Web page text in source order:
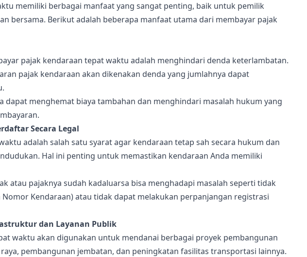
memiliki berbagai manfaat yang sangat penting, baik untuk pemilik
bersama. Berikut adalah beberapa manfaat utama dari membayar pajak
pajak kendaraan tepat waktu adalah menghindari denda keterlambatan.
pajak kendaraan akan dikenakan denda yang jumlahnya dapat
dapat menghemat biaya tambahan dan menghindari masalah hukum yang
Secara Legal
adalah salah satu syarat agar kendaraan tetap sah secara hukum dan
Hal ini penting untuk memastikan kendaraan Anda memiliki
atau pajaknya sudah kadaluarsa bisa menghadapi masalah seperti tidak
Nomor Kendaraan) atau tidak dapat melakukan perpanjangan registrasi
dan Layanan Publik
waktu akan digunakan untuk mendanai berbagai proyek pembangunan
pembangunan jembatan, dan peningkatan fasilitas transportasi lainnya.